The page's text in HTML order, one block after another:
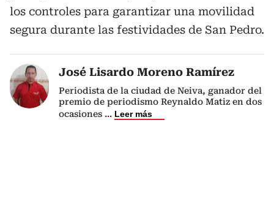
los controles para garantizar una movilidad
segura durante las festividades de San Pedro.
José Lisardo Moreno Ramírez
Periodista de la ciudad de Neiva, ganador del
premio de periodismo Reynaldo Matiz en dos
ocasiones ... Leer más